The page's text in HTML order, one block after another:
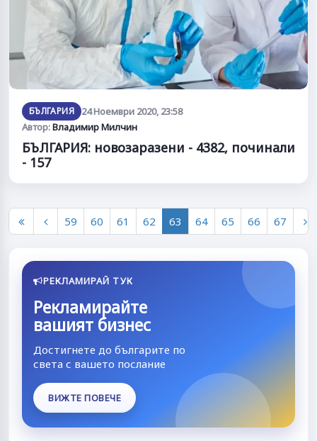
БЪЛГАРИЯ 24 Ноември 2020, 23:58
Автор:Владимир Милчин
БЪЛГАРИЯ: новозаразени - 4382, починали
- 157
59 60 61 62 63 64 65 66 67
РЕКЛАМИРАЙ ТУК
Рекламирайте
вашият бизнес
Достигнете до българите по
света с вашето послание
ВИЖТЕ ПОВЕЧЕ